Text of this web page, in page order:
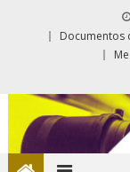
Documentos